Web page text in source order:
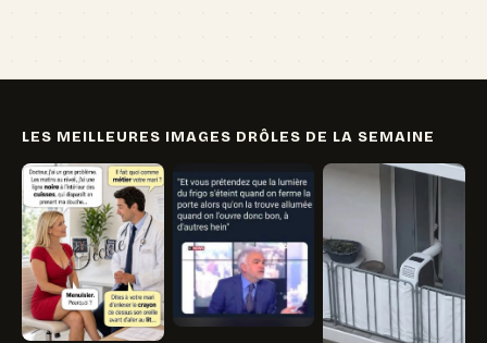
LES MEILLEURES IMAGES DRÔLES DE LA SEMAINE